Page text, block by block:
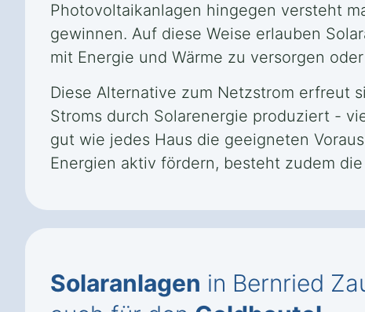
Photovoltaikanlagen hingegen versteht
gewinnen. Auf diese Weise erlauben
mit Energie und Wärme zu versorgen
Diese Alternative zum Netzstrom erfreut
Stroms durch Solarenergie produziert -
gut wie jedes Haus die geeigneten
Energien aktiv fördern, besteht zudem
Solaranlagen in Bernried